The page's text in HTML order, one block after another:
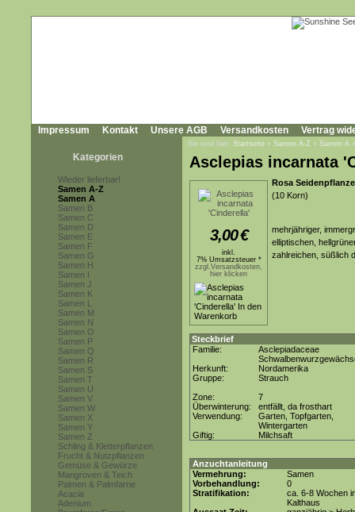
Impressum Kontakt Unsere AGB Versandkosten Vertrag
Kategorien
Wieder lieferbar!
Samen A-Z
Samen A
Samen B
Samen C
Samen D
Samen E
Samen F
Samen G
Samen H
Samen I
Samen J
Samen K
Samen L
Samen M
Samen N
Samen O
Samen P
Samen Q
Samen R
Samen S
Samen T
Samen U
Samen V
Samen W
Samen X
Samen Y
Samen Z
Schling & Kletterpflanzen
Frucht & Nutzpflanzen
Gemüse & Gewürze
Mangroven & Teich
Palmen & Palmfarne
Acacia
Adenium
Sie sind hier: Startseite » Samen A-Z » Samen A
Asclepias incarnata
3,00€
inkl.
7% Umsatzsteuer *
zzgl.Versandkosten,
hier klicken
Rosa
(10 Korn)
mehrjähriger,
elliptischen,
zahlreichen, süßlich
Steckbrief
Familie:
Asclepiadaceae
Herkunft:
Nordamerika
Gruppe:
Strauch
Zone:
7
Überwinterung:
entfällt, da frosthart
Verwendung:
Garten, Topfgarten,
Wintergarten
Giftig:
Milchsaft
Anzuchtanleitung
Vermehrung:
Samen
Vorbehandlung:
0
Stratifikation:
ca. 6-8 Wochen
Kalthaus